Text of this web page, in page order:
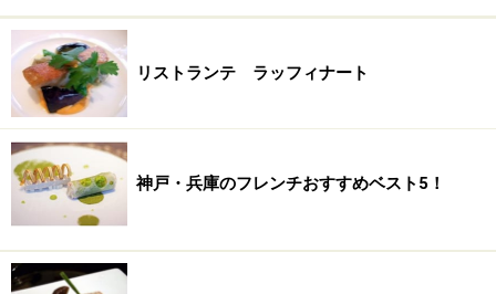
リストランテ ラッフィナート
神戸・兵庫のフレンチおすすめベスト5！